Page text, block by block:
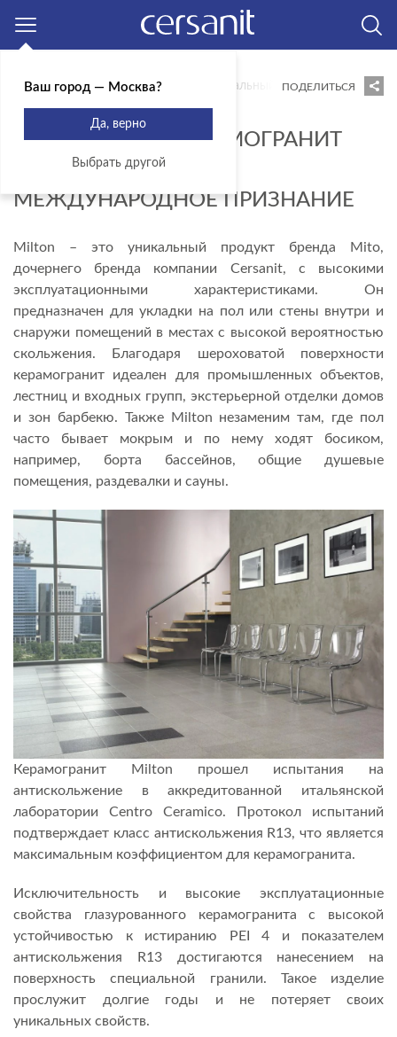
Главная Блог Новости Уникальный керамогранит
ПОДЕЛИТЬСЯ
УНИКАЛЬНЫЙ КЕРАМОГРАНИТ
MILTON ЗАСЛУЖИЛ
МЕЖДУНАРОДНОЕ ПРИЗНАНИЕ
Milton – это уникальный продукт бренда Mito,
дочернего бренда компании Cersanit, с высокими
эксплуатационными характеристиками. Он
предназначен для укладки на пол или стены внутри и
снаружи помещений в местах с высокой вероятностью
скольжения. Благодаря шероховатой поверхности
керамогранит идеален для промышленных объектов,
лестниц и входных групп, экстерьерной отделки домов
и зон барбекю. Также Milton незаменим там, где пол
часто бывает мокрым и по нему ходят босиком,
например, борта бассейнов, общие душевые
помещения, раздевалки и сауны.
Керамогранит Milton прошел испытания на
антискольжение в аккредитованной итальянской
лаборатории Centro Ceramico. Протокол испытаний
подтверждает класс антискольжения R13, что является
максимальным коэффициентом для керамогранита.
Исключительность и высокие эксплуатационные
свойства глазурованного керамогранита с высокой
устойчивостью к истиранию PEI 4 и показателем
антискольжения R13 достигаются нанесением на
поверхность специальной гранили. Такое изделие
прослужит долгие годы и не потеряет своих
уникальных свойств.
Ваш город — Москва?
Да, верно
Выбрать другой